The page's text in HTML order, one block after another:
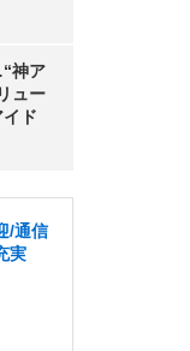
神ア
ュー
ド
/通信
実